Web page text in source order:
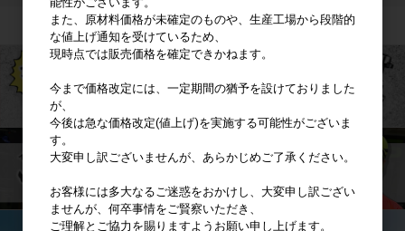
特集
また、原材料価格が未確定のものや、生産工場から段階的
な値上げ通知を受けているため、
現時点では販売価格を確定できかねます。
今まで価格改定には、一定期間の猶予を設けておりました
が、
今後は急な価格改定(値上げ)を実施する可能性がございま
す。
大変申し訳ございませんが、あらかじめご了承ください。
お客様には多大なるご迷惑をおかけし、大変申し訳ござい
ませんが、何卒事情をご賢察いただき、
ご理解とご協力を賜りますようお願い申し上げます。